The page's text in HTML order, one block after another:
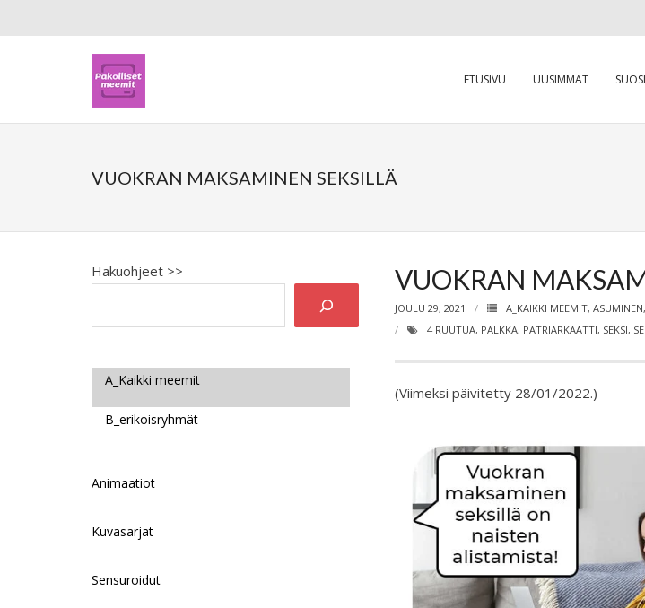
ETUSIVU UUSIMMAT
VUOKRAN MAKSAMINEN SEKSILLÄ
VUOKRAN
JOULU 29, 2021 A_KAIKKI MEEMIT, ASUMINEN,
4 RUUTUA, PALKKA, PATRIARKAATTI, SEKSI,
(Viimeksi päivitetty 28/01/2022.)
Hakuohjeet >>
A_Kaikki meemit
B_erikoisryhmät
Animaatiot
Kuvasarjat
Sensuroidut